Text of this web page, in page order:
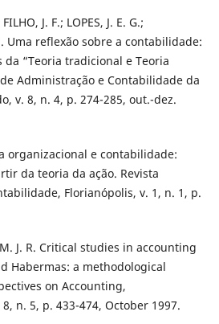
J. F.; LOPES, J. E. G.;
Uma reflexão sobre a contabilidade:
“Teoria tradicional e Teoria
Administração e Contabilidade da
v. 8, n. 4, p. 274-285, out.-dez.
organizacional e contabilidade:
da teoria da ação. Revista
Florianópolis, v. 1, n. 1, p.
M. J. R. Critical studies in accounting
Habermas: a methodological
on Accounting,
n. 5, p. 433-474, October 1997.